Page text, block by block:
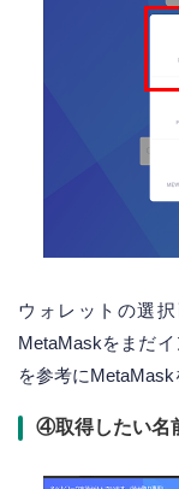
ウォレットの選
MetaMaskをまだ
を参考にMetaMask
④取得したい名